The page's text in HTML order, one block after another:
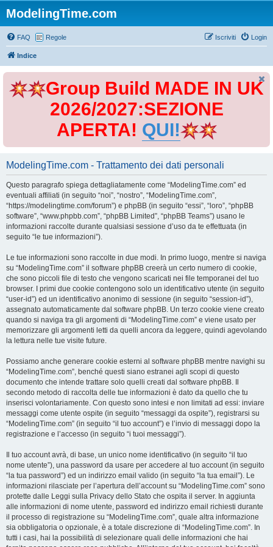
ModelingTime.com
FAQ Regole Login
Iscriviti
Indice
Group Build MADE IN UK
2026/2027:SEZIONE
APERTA! QUI!
ModelingTime.com - Trattamento dei dati personali
Questo paragrafo spiega dettagliatamente come “ModelingTime.com” ed
eventuali affiliati (in seguito “noi”, “nostro”, “ModelingTime.com”,
“https://modelingtime.com/forum”) e phpBB (in seguito “essi”, “loro”, “phpBB
software”, “www.phpbb.com”, “phpBB Limited”, “phpBB Teams”) usano le
informazioni raccolte durante qualsiasi sessione d’uso da te effettuata (in
seguito “le tue informazioni”).
Le tue informazioni sono raccolte in due modi. In primo luogo, mentre si naviga
su “ModelingTime.com” il software phpBB creerà un certo numero di cookie,
che sono piccoli file di testo che vengono scaricati nei file temporanei del tuo
browser. I primi due cookie contengono solo un identificativo utente (in seguito
“user-id”) ed un identificativo anonimo di sessione (in seguito “session-id”),
assegnato automaticamente dal software phpBB. Un terzo cookie viene creato
quando si naviga tra gli argomenti di “ModelingTime.com” e viene usato per
memorizzare gli argomenti letti da quelli ancora da leggere, quindi agevolando
la lettura nelle tue visite future.
Possiamo anche generare cookie esterni al software phpBB mentre navighi su
“ModelingTime.com”, benché questi siano estranei agli scopi di questo
documento che intende trattare solo quelli creati dal software phpBB. Il
secondo metodo di raccolta delle tue informazioni è dato da quello che tu
inserisci volontariamente. Con questo sono intesi e non limitati ad essi: inviare
messaggi come utente ospite (in seguito “messaggi da ospite”), registrarsi su
“ModelingTime.com” (in seguito “il tuo account”) e l’invio di messaggi dopo la
registrazione e l’accesso (in seguito “i tuoi messaggi”).
Il tuo account avrà, di base, un unico nome identificativo (in seguito “il tuo
nome utente”), una password da usare per accedere al tuo account (in seguito
“la tua password”) ed un indirizzo email valido (in seguito “la tua email”). Le
informazioni rilasciate per l’apertura dell’account su “ModelingTime.com” sono
protette dalle Leggi sulla Privacy dello Stato che ospita il server. In aggiunta
alle informazioni di nome utente, password ed indirizzo email richiesti durante
il processo di registrazione su “ModelingTime.com”, quale altra informazione
sia obbligatoria o opzionale, è a totale discrezione di “ModelingTime.com”. In
tutti i casi, hai la possibilità di selezionare quali delle informazioni che hai